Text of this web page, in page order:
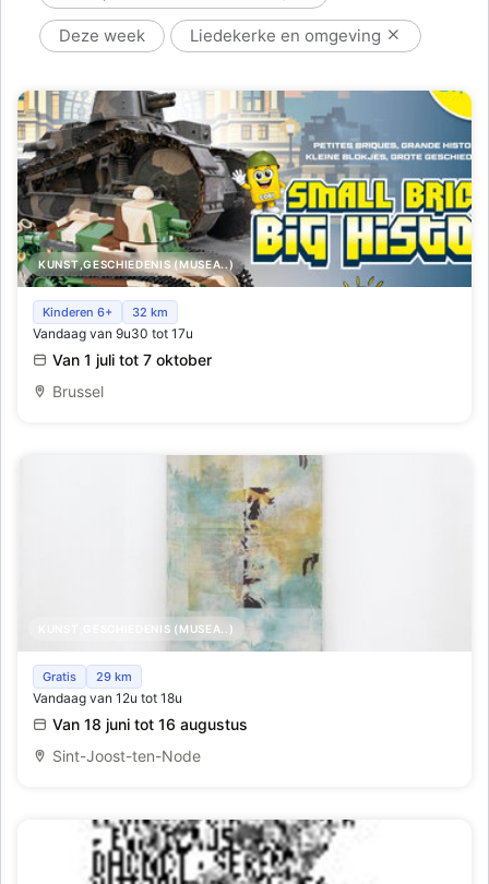
Deze week Liedekerke en omgeving
KUNST,GESCHIEDENIS (MUSEA..)
Cobi, Kleine Blokjes, Grote Geschiedenis
Kinderen 6+ 32 km
Vandaag van 9u30 tot 17u
Van 1 juli tot 7 oktober
Brussel
KUNST,GESCHIEDENIS (MUSEA..)
Ivresse des rayons, Gabrielle Mogenet
Gratis 29 km
Vandaag van 12u tot 18u
Van 18 juni tot 16 augustus
Sint-Joost-ten-Node